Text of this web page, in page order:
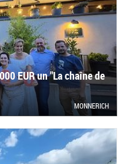
EUR un "La chaîne de
MONNERICH